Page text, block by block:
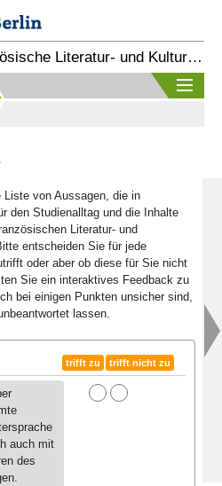
Deutsch-Französische Literatur- und Kulturstudien (B.A.)
Liste von Aussagen, die in
den Studienalltag und die Inhalte
Literatur- und
entscheiden Sie für jede
oder aber ob diese für Sie nicht
Sie ein interaktives Feedback zu
bei einigen Punkten unsicher sind,
lassen.
trifft zu trifft nicht zu
auch mit
des